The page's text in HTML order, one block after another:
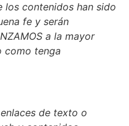
los contenidos han sido
fe y serán
a la mayor
como tenga
de texto o